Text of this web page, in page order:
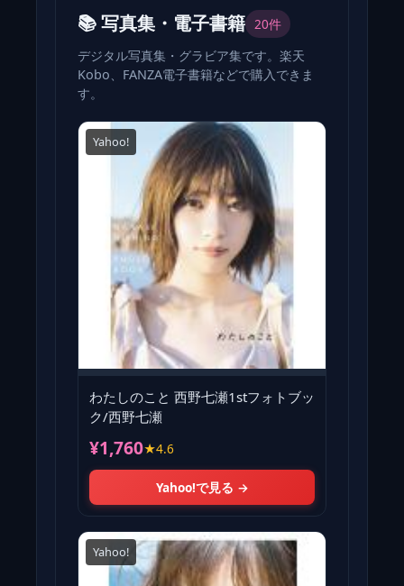
📚 写真集・電子書籍 20件
デジタル写真集・グラビア集です。楽天
Kobo、FANZA電子書籍などで購入できま
す。
Yahoo!
わたしのこと 西野七瀬1stフォトブッ
ク/西野七瀬
¥1,760★4.6
Yahoo!で見る →
Yahoo!